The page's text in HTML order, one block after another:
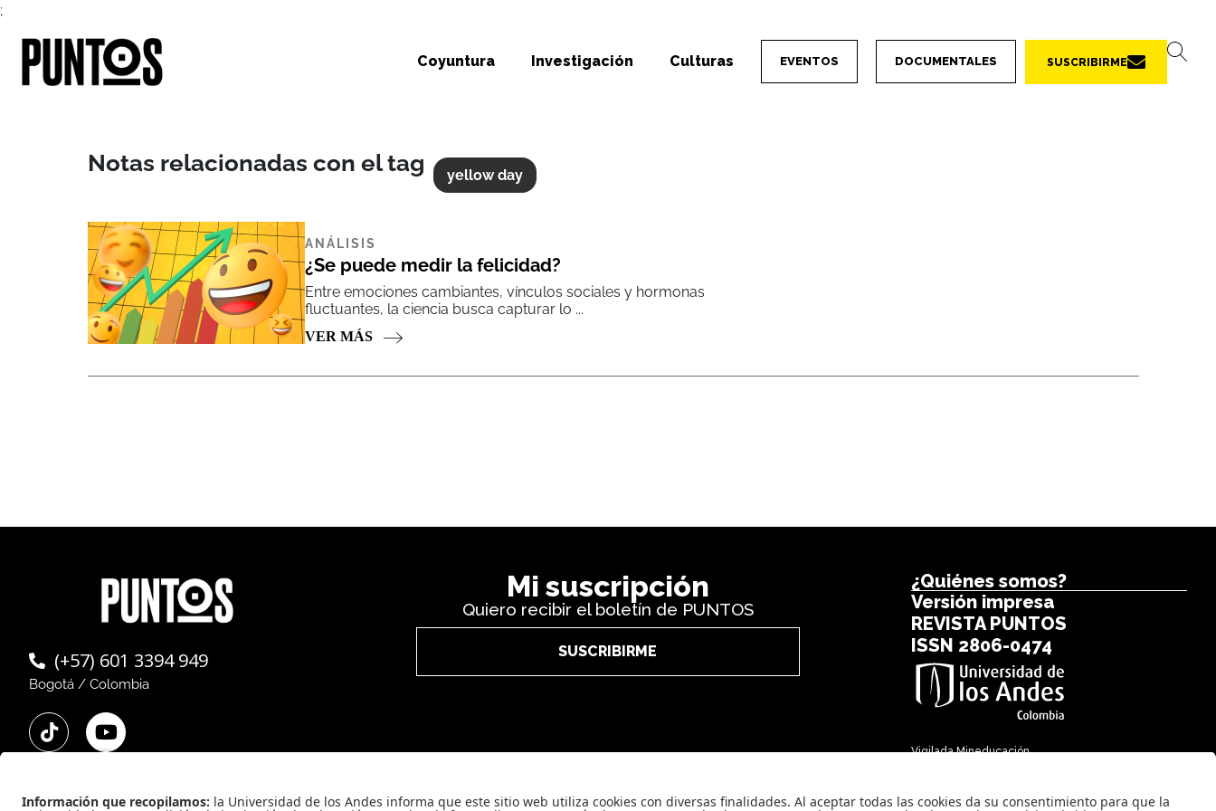
;
Coyuntura Investigación Culturas EVENTOS DOCUMENTALES SUSCRIBIRME
Notas relacionadas con el tag yellow day
ANÁLISIS
¿Se puede medir la felicidad?
Entre emociones cambiantes, vínculos sociales y hormonas
fluctuantes, la ciencia busca capturar lo ...
VER MÁS
(+57) 601 3394 949
Bogotá / Colombia
Mi suscripción
Quiero recibir el boletín de PUNTOS
SUSCRIBIRME
¿Quiénes somos?
Versión impresa
REVISTA PUNTOS
ISSN 2806-0474
Vigilada Mineducación.
1964. Reconocimiento personería